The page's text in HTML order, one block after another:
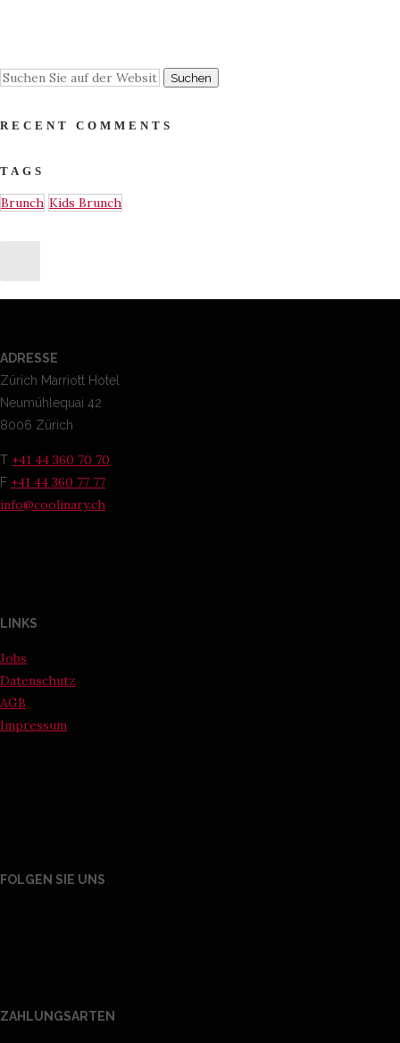
RECENT COMMENTS
TAGS
Brunch Kids Brunch
ADRESSE
Zürich Marriott Hotel
Neumühlequai 42
8006 Zürich
T +41 44 360 70 70
F +41 44 360 77 77
info@coolinary.ch
LINKS
Jobs
Datenschutz
AGB
Impressum
FOLGEN SIE UNS
ZAHLUNGSARTEN